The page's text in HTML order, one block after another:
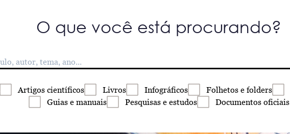
O que você está procurando?
Artigos científicos Livros Infográficos Folhetos e folders
Guias e manuais Pesquisas e estudos Documentos oficiais